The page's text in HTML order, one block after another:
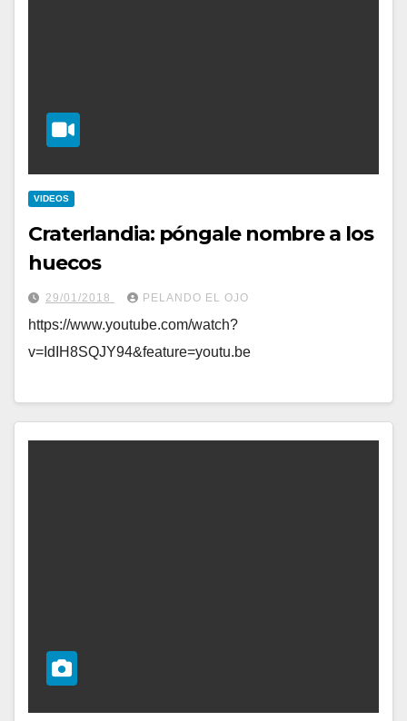
VIDEOS
Craterlandia: póngale nombre a los
huecos
29/01/2018 PELANDO EL OJO
https://www.youtube.com/watch?
v=IdIH8SQJY94&feature=youtu.be